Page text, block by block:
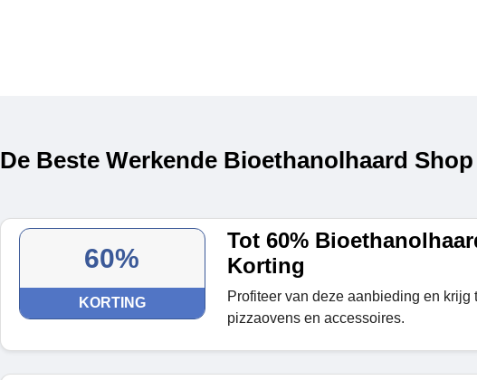
De Beste Werkende Bioethanolhaard
60%
KORTING
Tot 60%
Korting
Profiteer van deze aanbieding en krijg
pizzaovens en accessoires.